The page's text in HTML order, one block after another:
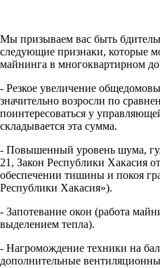
Мы призываем вас быть
следующие признаки, которые
майнинга в многоквартирном
- Резкое увеличение
значительно возросли по
поинтересоваться у
складывается эта сумма.
- Повышенный уровень шума,
21, Закон Республики Хакасия
обеспечении тишины и покоя
Республики Хакасия»).
- Запотевание окон (работа
выделением тепла).
- Нагромождение техники на
дополнительные